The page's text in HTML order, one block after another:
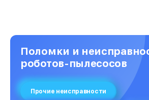
Чистка электрической части
Ремонт щетки
Поломки и
роботов-пылесосов
Прочие неисправности